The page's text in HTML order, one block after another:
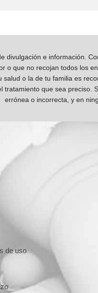
divulgación e información.
o que no recojan todos los
salud o la de tu familia es
tratamiento que sea preciso.
errónea o incorrecta, y en
de uso